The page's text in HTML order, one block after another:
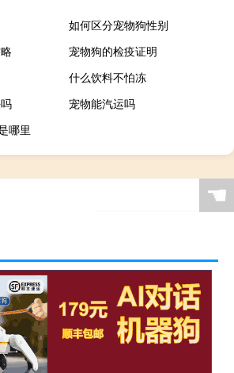
如何区分宠物狗性别
宠物狗的检疫证明
什么饮料不怕冻
宠物能汽运吗
哪里
☚